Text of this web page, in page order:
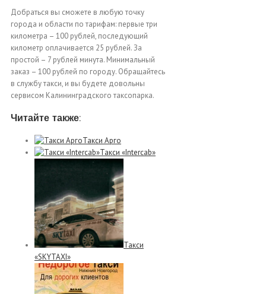
Добраться вы сможете в любую точку
города и области по тарифам: первые три
километра – 100 рублей, последующий
километр оплачивается 25 рублей. За
простой – 7 рублей минута. Минимальный
заказ – 100 рублей по городу. Обращайтесь
в службу такси, и вы будете довольны
сервисом Калининградского таксопарка.
Читайте также:
Такси Арго
Такси «Intercab»
Такси
«SKYTAXI»